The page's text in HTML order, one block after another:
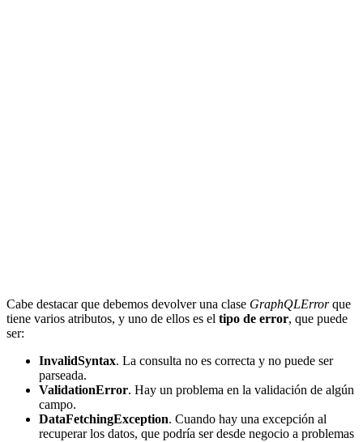
Cabe destacar que debemos devolver una clase GraphQLErrorque
tiene varios atributos, y uno de ellos es el tipo de error, que puede
ser:
InvalidSyntax. La consulta no es correcta y no puede ser
parseada.
ValidationError. Hay un problema en la validación de algún
campo.
DataFetchingException. Cuando hay una excepción al
recuperar los datos, que podría ser desde negocio a problemas